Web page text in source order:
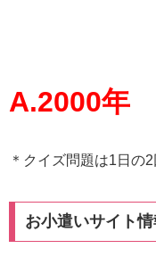
A.2000年
＊クイズ問題は1日の
お小遣いサイト情